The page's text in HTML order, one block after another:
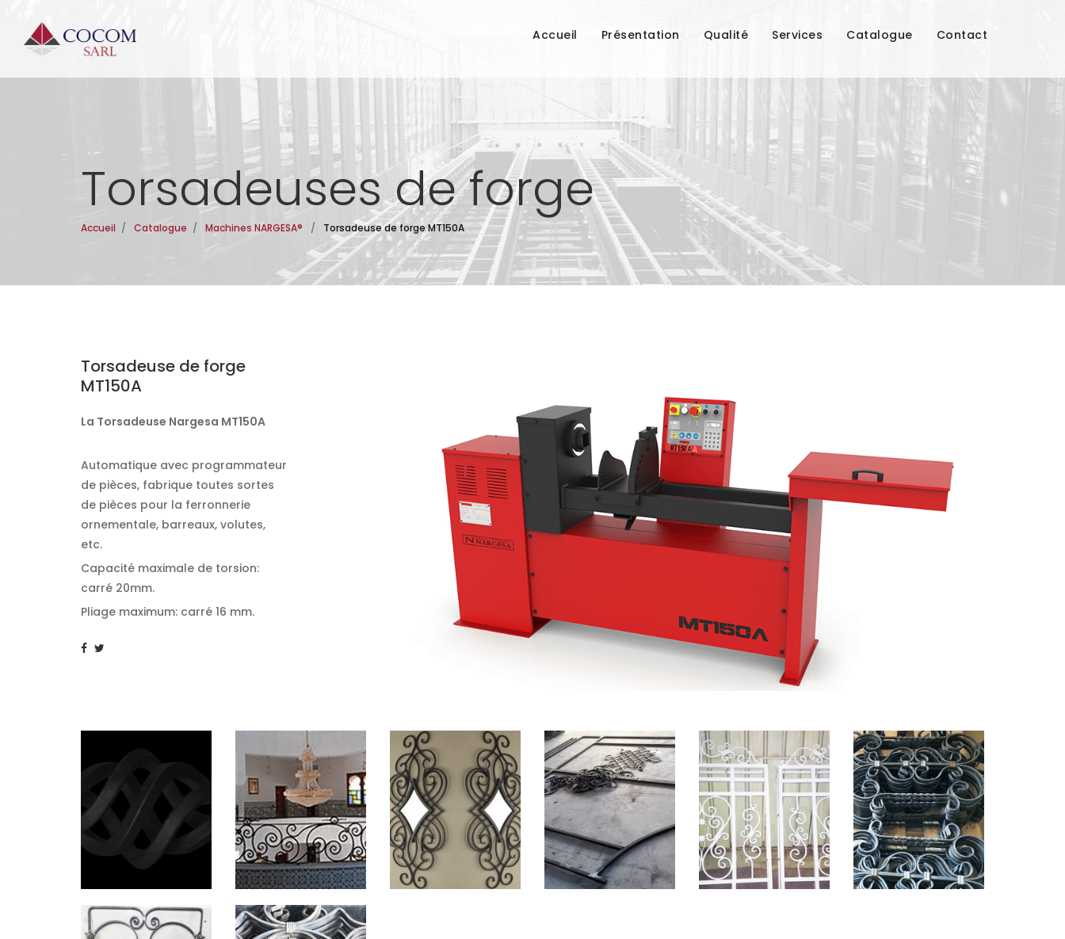
Accueil Présentation Qualité Services Catalogue Contact
Torsadeuses de forge
Accueil / Catalogue / Machines NARGESA® / Torsadeuse de forge MT150A
Torsadeuse de forge
MT150A
La Torsadeuse Nargesa MT150A
Automatique avec programmateur
de pièces, fabrique toutes sortes
de pièces pour la ferronnerie
ornementale, barreaux, volutes,
etc.
Capacité maximale de torsion:
carré 20mm.
Pliage maximum: carré 16 mm.